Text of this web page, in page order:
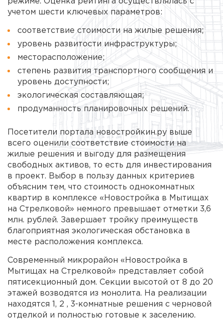
учетом шести ключевых параметров:
соответствие стоимости на жилые решения;
уровень развитости инфраструктуры;
месторасположение;
степень развития транспортного сообщения и
уровень доступности;
экологическая составляющая;
продуманность планировочных решений.
Посетители портала новостройкин.ру выше
всего оценили соответствие стоимости на
жилые решения и выгоду для размещения
свободных активов, то есть для инвестирования
в проект. Выбор в пользу данных критериев
объясним тем, что стоимость однокомнатных
квартир в комплексе «Новостройка в Мытищах
на Стрелковой» немного превышает отметки 3,6
млн. рублей. Завершает тройку преимуществ
благоприятная экологическая обстановка в
месте расположения комплекса.
Современный микрорайон «Новостройка в
Мытищах на Стрелковой» представляет собой
пятисекционный дом. Секции высотой от 8 до 20
этажей возводятся из монолита. На реализации
находятся 1, 2 , 3-комнатные решения с черновой
отделкой и полностью готовые к заселению.